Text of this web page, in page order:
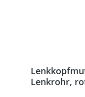
Lenkrohr,